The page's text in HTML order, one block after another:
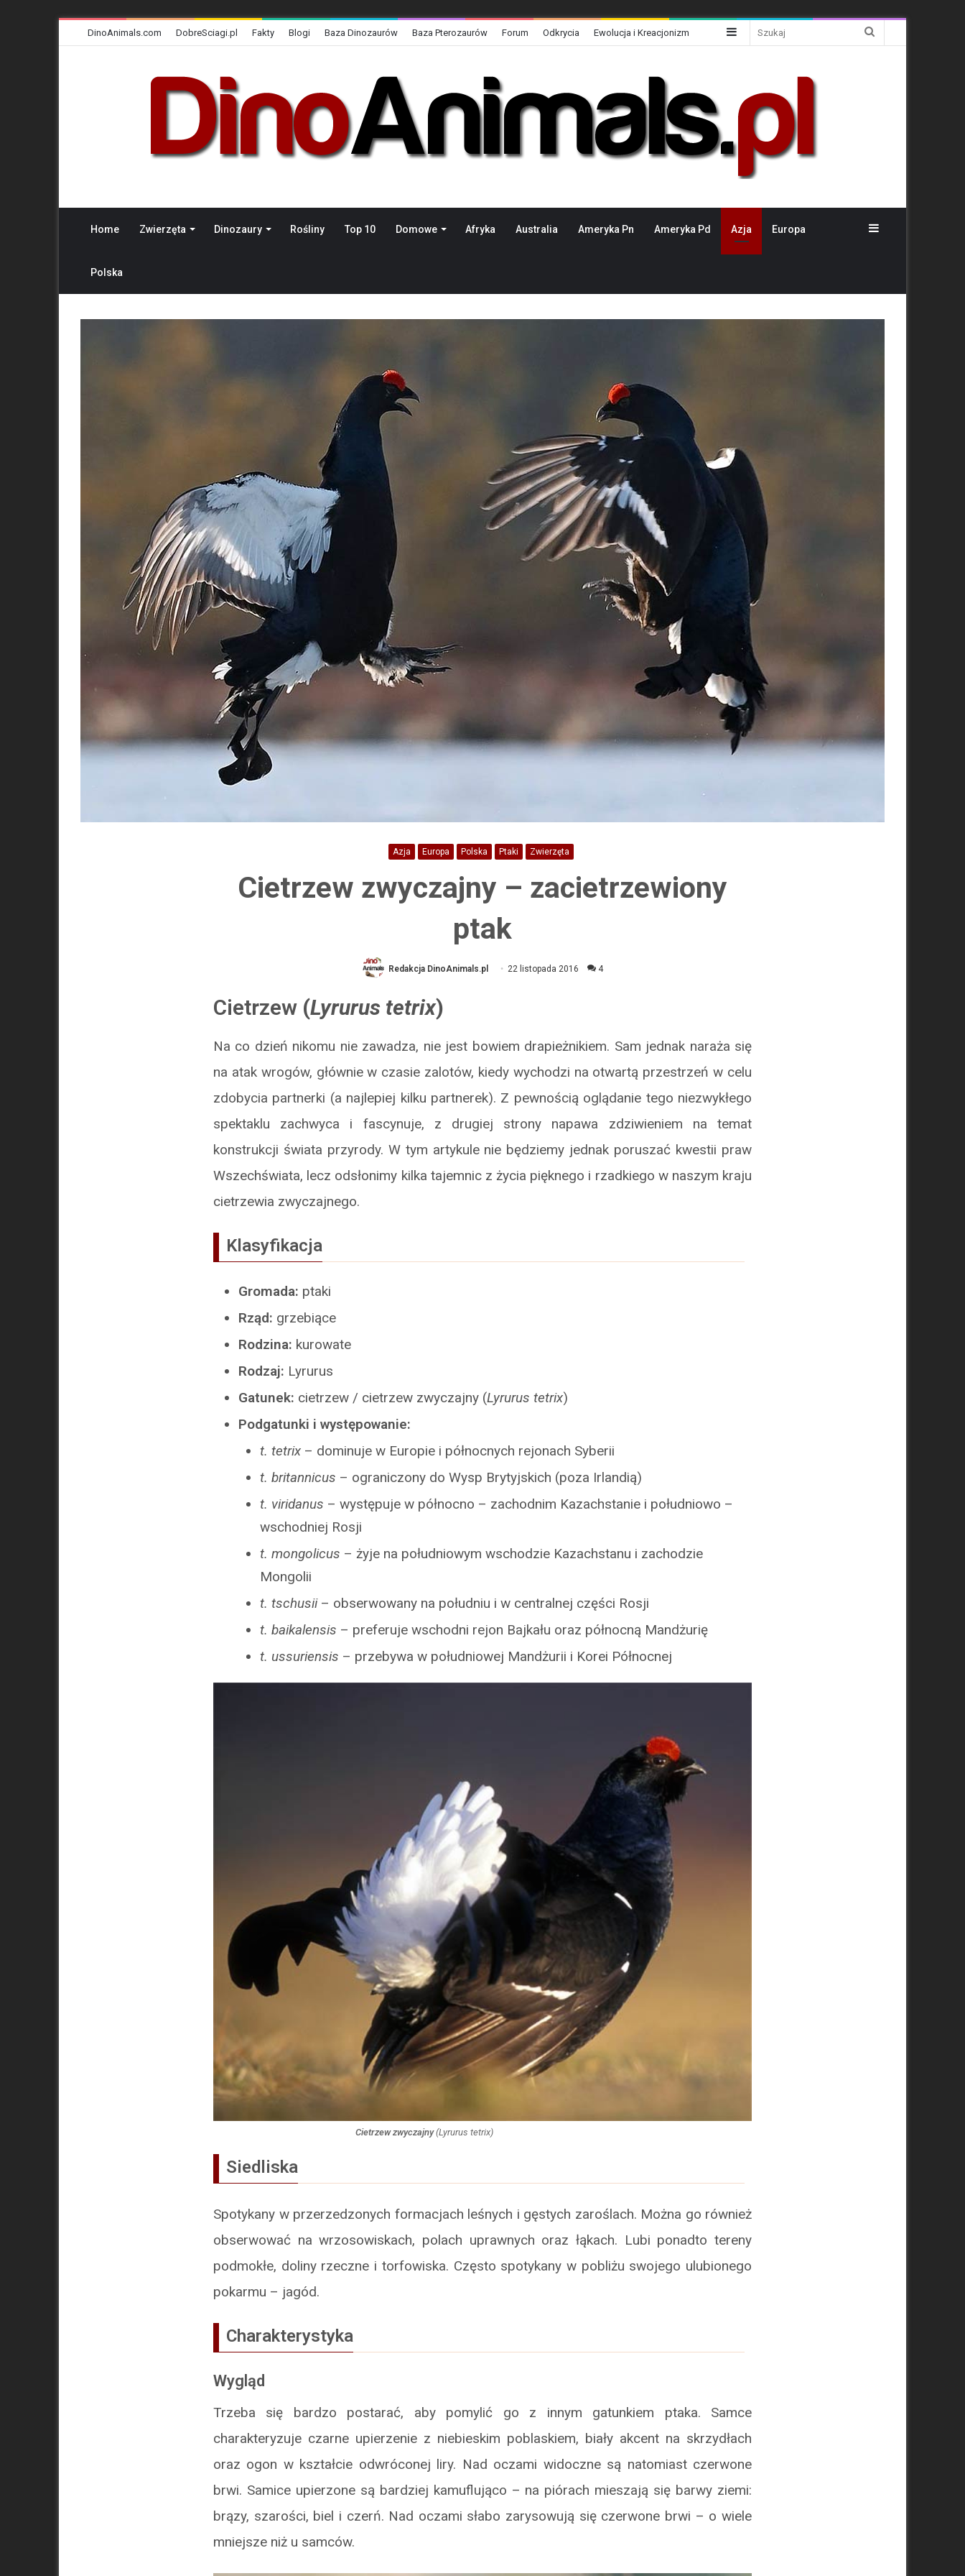
DinoAnimals.com DobreSciagi.pl Fakty Blogi Baza Dinozaurów Baza Pterozaurów Forum Odkrycia Ewolucja i Kreacjonizm Sidebar
Home Zwierzęta Dinozaury Rośliny Top 10 Domowe Afryka Australia Ameryka Pn Ameryka Pd Azja Europa
Polska
Sidebar
Azja Europa Polska Ptaki Zwierzęta
Cietrzew zwyczajny – zacietrzewiony
ptak
Redakcja DinoAnimals.pl 22 listopada 2016 4
Cietrzew (Lyrurus tetrix)
Na co dzień nikomu nie zawadza, nie jest bowiem drapieżnikiem. Sam jednak naraża się
na atak wrogów, głównie w czasie zalotów, kiedy wychodzi na otwartą przestrzeń w celu
zdobycia partnerki (a najlepiej kilku partnerek). Z pewnością oglądanie tego niezwykłego
spektaklu zachwyca i fascynuje, z drugiej strony napawa zdziwieniem na temat
konstrukcji świata przyrody. W tym artykule nie będziemy jednak poruszać kwestii praw
Wszechświata, lecz odsłonimy kilka tajemnic z życia pięknego i rzadkiego w naszym kraju
cietrzewia zwyczajnego.
Klasyfikacja
Gromada: ptaki
Rząd: grzebiące
Rodzina: kurowate
Rodzaj: Lyrurus
Gatunek: cietrzew / cietrzew zwyczajny (Lyrurus tetrix)
Podgatunki i występowanie:
t. tetrix – dominuje w Europie i północnych rejonach Syberii
t. britannicus – ograniczony do Wysp Brytyjskich (poza Irlandią)
t. viridanus – występuje w północno – zachodnim Kazachstanie i południowo –
wschodniej Rosji
t. mongolicus – żyje na południowym wschodzie Kazachstanu i zachodzie
Mongolii
t. tschusii– obserwowany na południu i w centralnej części Rosji
t. baikalensis – preferuje wschodni rejon Bajkału oraz północną Mandżurię
t. ussuriensis – przebywa w południowej Mandżurii i Korei Północnej
Cietrzew zwyczajny(Lyrurus tetrix)
Siedliska
Spotykany w przerzedzonych formacjach leśnych i gęstych zaroślach. Można go również
obserwować na wrzosowiskach, polach uprawnych oraz łąkach. Lubi ponadto tereny
podmokłe, doliny rzeczne i torfowiska. Często spotykany w pobliżu swojego ulubionego
pokarmu – jagód.
Charakterystyka
Wygląd
Trzeba się bardzo postarać, aby pomylić go z innym gatunkiem ptaka. Samce
charakteryzuje czarne upierzenie z niebieskim poblaskiem, biały akcent na skrzydłach
oraz ogon w kształcie odwróconej liry. Nad oczami widoczne są natomiast czerwone
brwi. Samice upierzone są bardziej kamuflująco – na piórach mieszają się barwy ziemi:
brązy, szarości, biel i czerń. Nad oczami słabo zarysowują się czerwone brwi – o wiele
mniejsze niż u samców.